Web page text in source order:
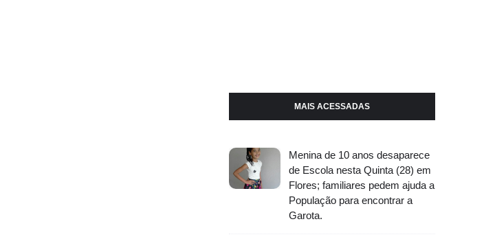
MAIS ACESSADAS
Menina de 10 anos desaparece
de Escola nesta Quinta (28) em
Flores; familiares pedem ajuda a
População para encontrar a
Garota.